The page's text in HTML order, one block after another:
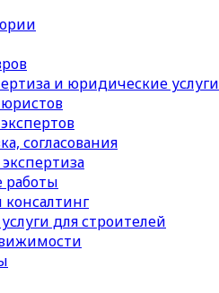
и юридические услуги
согласования
работы
для строителей